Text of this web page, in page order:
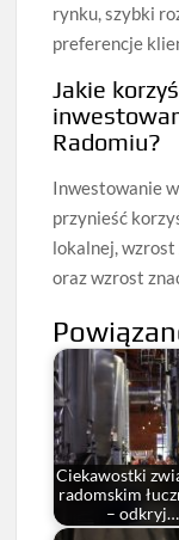
rynku, szybki
preferencje
Jakie
Radomiu?
Inwestowanie
przynieść
lokalnej,
oraz wzrost
Ciekawostki
radomskim
– odkryj…